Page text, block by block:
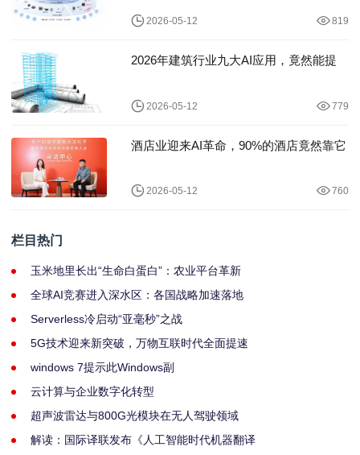
2026-05-12 819
2026年建筑行业九大AI应用，竟然能提
2026-05-12 779
酒店业迎来AI革命，90%的酒店竟然靠它
2026-05-12 760
栏目热门
玉米地里长出“生命白蛋白”：农业平台革新
全球AI竞赛进入深水区：各国战略加速落地
Serverless冷启动“亚毫秒”之战
5G技术迎来新突破，万物互联时代全面提速
windows 7提示此Windows副
云计算与企业数字化转型
超声波雷达与800G光模块在无人驾驶领域
解读：国际译联发布《人工智能时代机器翻译